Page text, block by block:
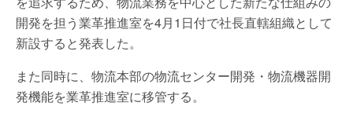
開発を担う業革推進室を4月1日付で社長直轄組織として
新設すると発表した。
また同時に、物流本部の物流センター開発・物流機器開
発機能を業革推進室に移管する。